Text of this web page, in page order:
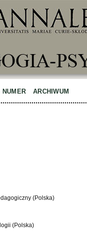
NUMER ARCHIWUM
(Polska)
(Polska)